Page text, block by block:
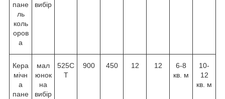
пане
ль
коль
оров
а
вибір
Кера
мічн
а
пане
мал
юнок
на
вибір
525С
Т
900 450 12 12
6-8
кв. м
10-
12
кв. м